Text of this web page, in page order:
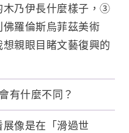
木乃伊長什麼樣子，③
佛羅倫斯烏菲茲美術
想親眼目睹文藝復興的
有什麼不同？
展像是在「滑過世